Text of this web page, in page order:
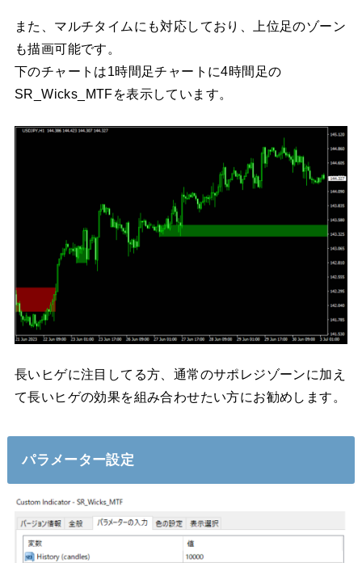
また、マルチタイムにも対応しており、上位足のゾーン
も描画可能です。
下のチャートは1時間足チャートに4時間足の
SR_Wicks_MTFを表示しています。
長いヒゲに注目してる方、通常のサポレジゾーンに加え
て長いヒゲの効果を組み合わせたい方にお勧めします。
パラメーター設定